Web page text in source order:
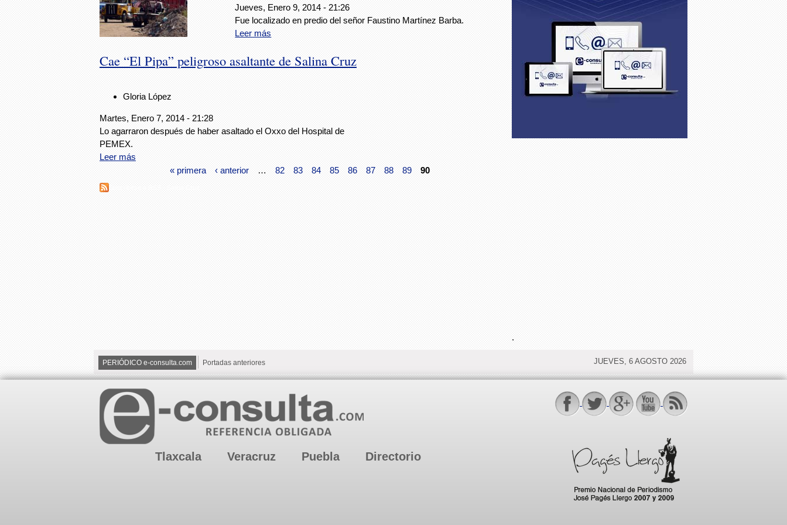
Jueves, Enero 9, 2014 - 21:26
Fue localizado en predio del señor Faustino Martínez Barba.
Leer más
Cae “El Pipa” peligroso asaltante de Salina Cruz
Gloria López
Martes, Enero 7, 2014 - 21:28
Lo agarraron después de haber asaltado el Oxxo del Hospital de
PEMEX.
Leer más
« primera
‹ anterior 82 83 84 85 86 87 88 89 90
.
PERIÓDICO e-consulta.com Portadas anteriores JUEVES, 6 AGOSTO 2026
Tlaxcala Veracruz Puebla Directorio